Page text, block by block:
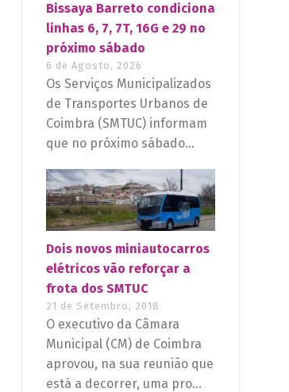
Bissaya Barreto condiciona
linhas 6, 7, 7T, 16G e 29 no
próximo sábado
6 de Agosto, 2026
Os Serviços Municipalizados
de Transportes Urbanos de
Coimbra (SMTUC) informam
que no próximo sábado...
Dois novos miniautocarros
elétricos vão reforçar a
frota dos SMTUC
21 de Setembro, 2018
O executivo da Câmara
Municipal (CM) de Coimbra
aprovou, na sua reunião que
está a decorrer, uma pro...